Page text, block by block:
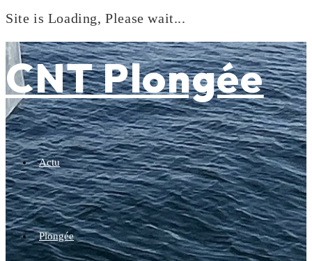
Site is Loading, Please wait...
to
content
CNT Plongée
Actu
Plongée